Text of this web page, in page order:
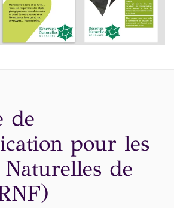
de
pour les
Naturelles de